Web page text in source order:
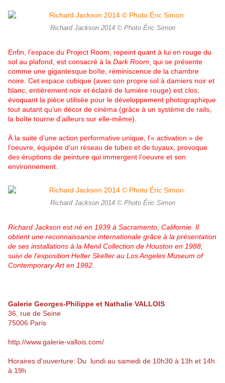
Richard Jackson 2014 © Photo Éric Simon
Enfin, l’espace du Project Room, repeint quant à lui en rouge du
sol au plafond, est consacré à la Dark Room , qui se présente
comme une gigantesque boîte, réminiscence de la chambre
noire. Cet espace cubique (avec son propre sol à damiers noir et
blanc, entièrement noir et éclairé de lumière rouge) est clos,
évoquant la pièce utilisée pour le développement photographique
tout autant qu’un décor de cinéma (grâce à un système de rails,
la boîte tourne d’ailleurs sur elle-même).
À la suite d’une action performative unique, l’« activation » de
l’oeuvre, équipée d’un réseau de tubes et de tuyaux, provoque
des éruptions de peinture qui immergent l’oeuvre et son
environnement.
Richard Jackson 2014 © Photo Éric Simon
Richard Jackson est né en 1939 à Sacramento, Californie. Il
obtient une reconnaissance internationale grâce à la présentation
de ses installations à la Menil Collection de Houston en 1988,
suivi de l’exposition Helter Skelter au Los Angeles Museum of
Contemporary Art en 1992.
Galerie Georges-Philippe et Nathalie VALLOIS
36, rue de Seine
75006 Paris
http://www.galerie-vallois.com/
Horaires d'ouverture: Du lundi au samedi de 10h30 à 13h et 14h
à 19h